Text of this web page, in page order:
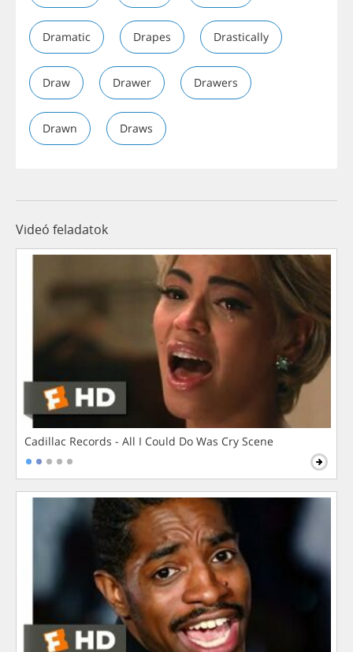
Dramatic Drapes Drastically
Draw Drawer Drawers
Drawn Draws
Videó feladatok
Cadillac Records - All I Could Do Was Cry Scene